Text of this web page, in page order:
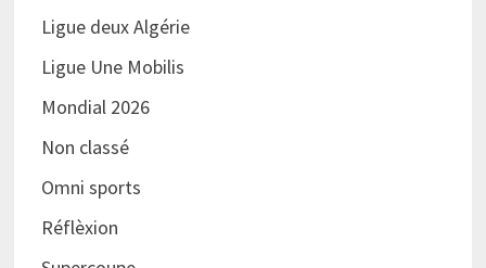
Ligue deux Algérie
Ligue Une Mobilis
Mondial 2026
Non classé
Omni sports
Réflèxion